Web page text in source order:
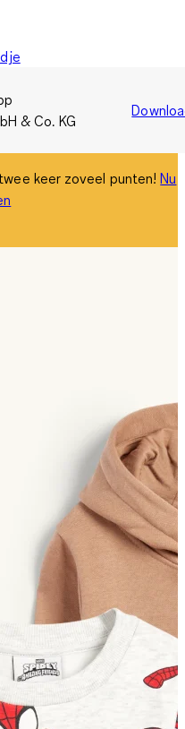
& Co. KG
keer zoveel punten!Nu